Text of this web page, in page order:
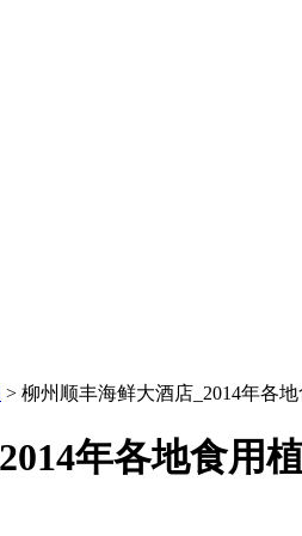
> 柳州顺丰海鲜大酒店_2014年各
年各地食用